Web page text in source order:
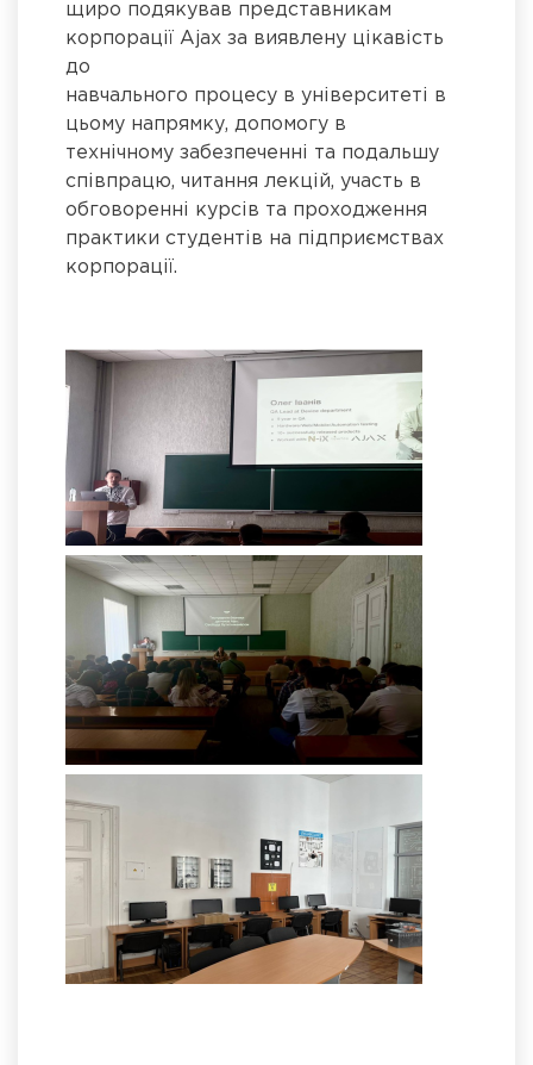
щиро подякував представникам
корпорації Ajax за виявлену цікавість
до
навчального процесу в університеті в
цьому напрямку, допомогу в
технічному забезпеченні та подальшу
співпрацю, читання лекцій, участь в
обговоренні курсів та проходження
практики студентів на підприємствах
корпорації.